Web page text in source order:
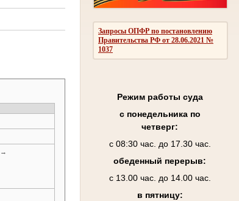
Запросы ОПФР по постановлению
Правительства РФ от 28.06.2021 №
1037
Режим работы суда
с понедельника по
четверг:
с 08:30 час. до 17.30 час.
обеденный перерыв:
с 13.00 час. до 14.00 час.
в пятницу:
→